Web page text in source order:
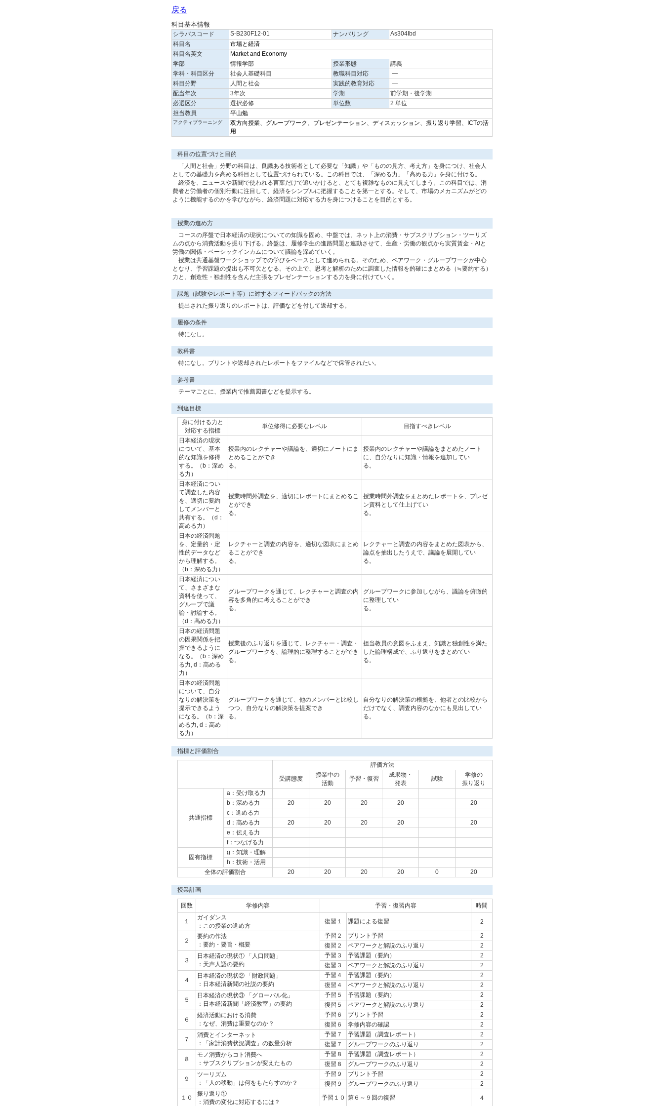
戻る
科目基本情報
シラバスコード S-B230F12-01 ナンバリング
As304Ibd
科目名
市場と経済
科目名英文
Market and Economy
学部
情報学部 授業形態
講義
学科・科目区分
社会人基礎科目 教職科目対応
―
科目分野
人間と社会 実践的教育対応
―
配当年次
3年次 学期
前学期・後学期
必選区分
選択必修 単位数
2 単位
担当教員
平山勉
アクティブラーニング
双方向授業、グループワーク、プレゼンテーション、ディスカッション、振り返り学習、ICTの活
用
科目の位置づけと目的
「人間と社会」分野の科目は、良識ある技術者として必要な「知識」や「ものの見方、考え方」を身につけ、社会人
としての基礎力を高める科目として位置づけられている。この科目では、「深める力」「高める力」を身に付ける。
経済を、ニュースや新聞で使われる言葉だけで追いかけると、とても複雑なものに見えてしまう。この科目では、消
費者と労働者の個別行動に注目して、経済をシンプルに把握することを第一とする。そして、市場のメカニズムがどの
ように機能するのかを学びながら、経済問題に対応する力を身につけることを目的とする。
授業の進め方
コースの序盤で日本経済の現状についての知識を固め、中盤では、ネット上の消費・サブスクリプション・ツーリズ
ムの点から消費活動を掘り下げる。終盤は、履修学生の進路問題と連動させて、生産・労働の観点から実質賃金・AIと
労働の関係・ベーシックインカムについて議論を深めていく。
授業は共通基盤ワークショップでの学びをベースとして進められる。そのため、ペアワーク・グループワークが中心
となり、予習課題の提出も不可欠となる。その上で、思考と解析のために調査した情報を的確にまとめる（≒要約する）
力と、創造性・独創性を含んだ主張をプレゼンテーションする力を身に付けていく。
課題（試験やレポート等）に対するフィードバックの方法
提出された振り返りのレポートは、評価などを付して返却する。
履修の条件
特になし。
教科書
特になし。プリントや返却されたレポートをファイルなどで保管されたい。
参考書
テーマごとに、授業内で推薦図書などを提示する。
到達目標
身に付ける力と
対応する指標
単位修得に必要なレベル 目指すべきレベル
日本経済の現状
について、基本
的な知識を修得
する。（b：深め
る力）
授業内のレクチャーや議論を、適切にノートにま
とめることができ
る。
授業内のレクチャーや議論をまとめたノート
に、自分なりに知識・情報を追加してい
る。
日本経済につい
て調査した内容
を、適切に要約
してメンバーと
共有する。（d：
高める力）
授業時間外調査を、適切にレポートにまとめるこ
とができ
る。
授業時間外調査をまとめたレポートを、プレゼ
ン資料として仕上げてい
る。
日本の経済問題
を、定量的・定
性的データなど
から理解する。
（b：深める力）
レクチャーと調査の内容を、適切な図表にまとめ
ることができ
る。
レクチャーと調査の内容をまとめた図表から、
論点を抽出したうえで、議論を展開してい
る。
日本経済につい
て、さまざまな
資料を使って、
グループで議
論・討論する。
（d：高める力）
グループワークを通じて、レクチャーと調査の内
容を多角的に考えることができ
る。
グループワークに参加しながら、議論を俯瞰的
に整理してい
る。
日本の経済問題
の因果関係を把
握できるように
なる。（b：深め
る力, d：高める
力）
授業後のふり返りを通じて、レクチャー・調査・
グループワークを、論理的に整理することができ
る。
担当教員の意図をふまえ、知識と独創性を満た
した論理構成で、ふり返りをまとめてい
る。
日本の経済問題
について、自分
なりの解決策を
提示できるよう
になる。（b：深
める力, d：高め
る力）
グループワークを通じて、他のメンバーと比較し
つつ、自分なりの解決策を提案でき
る。
自分なりの解決策の根拠を、他者との比較から
だけでなく、調査内容のなかにも見出してい
る。
指標と評価割合
評価方法
受講態度
授業中の
活動
予習・復習
成果物・
発表
試験
学修の
振り返り
共通指標
a：受け取る力
b：深める力
20 20 20 20
20
c：進める力
d：高める力
20 20 20 20
20
e：伝える力
f：つなげる力
固有指標
g：知識・理解
h：技術・活用
全体の評価割合
20 20 20 20 0 20
授業計画
回数 学修内容 予習・復習内容 時間
１
ガイダンス
：この授業の進め方
復習１ 課題による復習 2
２
要約の作法
：要約・要旨・概要
予習２ プリント予習
2
復習２
ペアワークと解説のふり返り 2
３
日本経済の現状① 「人口問題」
：天声人語の要約
予習３ 予習課題（要約）
2
復習３
ペアワークと解説のふり返り 2
４
日本経済の現状② 「財政問題」
：日本経済新聞の社説の要約
予習４ 予習課題（要約）
2
復習４
ペアワークと解説のふり返り 2
５
日本経済の現状③ 「グローバル化」
：日本経済新聞「経済教室」の要約
予習５ 予習課題（要約）
2
復習５
ペアワークと解説のふり返り 2
６
経済活動における消費
：なぜ、消費は重要なのか？
予習６ プリント予習
2
復習６
学修内容の確認 2
７
消費とインターネット
：「家計消費状況調査」の数量分析
予習７ 予習課題（調査レポート）
2
復習７
グループワークのふり返り 2
８
モノ消費からコト消費へ
：サブスクリプションが変えたもの
予習８ 予習課題（調査レポート）
2
復習８
グループワークのふり返り 2
９
ツーリズム
：「人の移動」は何をもたらすのか？
予習９ プリント予習
2
復習９
グループワークのふり返り
2
１０
振り返り①
：消費の変化に対応するには？
予習１０ 第６～９回の復習 4